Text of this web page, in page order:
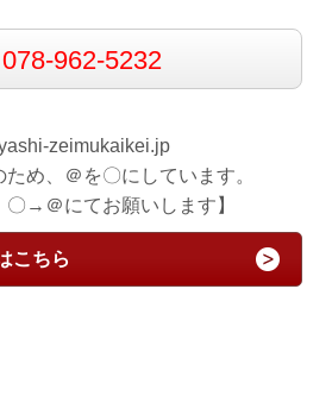
078-962-5232
zeimukaikei.jp
ため、＠を〇にしています。
〇→＠にてお願いします】
こちら